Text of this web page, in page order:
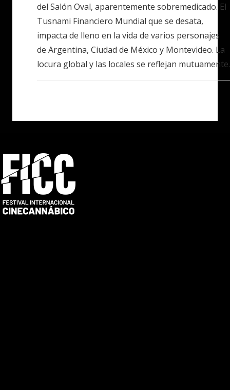
del Salón Oval, aparentemente sobremedicado. El
Tusnami Financiero Mundial que se desata,
impacta de lleno en la vida de varios personajes
de Argentina, Ciudad de México y Montevideo. La
locura global y las locales se reflejan mutuamente.